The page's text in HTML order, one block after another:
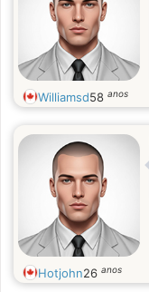
Williamsd58 anos
Hotjohn26 anos